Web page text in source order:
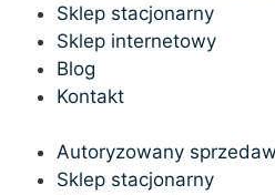
Sklep stacjonarny
Sklep internetowy
Blog
Kontakt
Autoryzowany
Sklep stacjonarny